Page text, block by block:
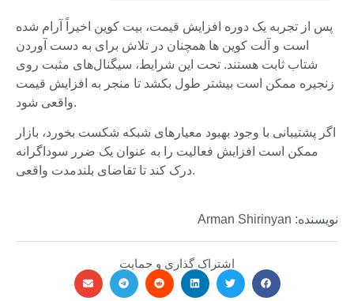
پس از تجربه یک دوره افزایش قیمت، بیت کوین اخیراً آرام شده
است و آلت کوین ها همچنان در تلاش برای به دست آوردن
شتاب ثابت هستند. تحت این شرایط، سیگنال‌های مثبت روی
زنجیره ممکن است بیشتر طول بکشد تا منجر به افزایش قیمت
واقعی شود.
اگر پشتیبانی با وجود بهبود معیارهای شبکه شکست بخورد، بازار
ممکن است افزایش فعالیت را به عنوان یک ضرر سوداگرانه
درک کند تا تقاضای بلندمدت واقعی.
نویسنده: Arman Shirinyan
اشتراک گذاری و حمایت